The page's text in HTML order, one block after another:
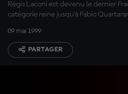
Régis Laconi est devenu le dernier
catégorie reine jusqu'à Fabio
09 mai 1999
PARTAGER